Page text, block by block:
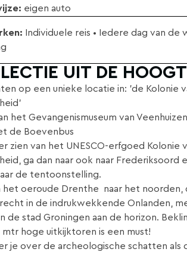
eigen auto
Individuele reis • Iedere dag van
UIT DE
op een unieke locatie in: 'de Kolonie
het Gevangenismuseum van
de Boevenbus
zien van het UNESCO-erfgoed Kolonie
ga dan naar ook naar Frederiksoord
de tentoonstelling.
het oeroude Drenthe naar het noorden,
in de indrukwekkende Onlanden,
de stad Groningen aan de horizon.
mtr hoge uitkijktoren is een must!
je over de archeologische schatten als